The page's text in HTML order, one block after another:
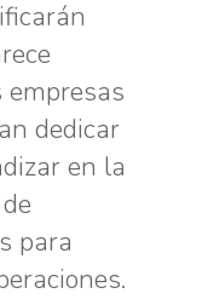
dedicar
en la
para